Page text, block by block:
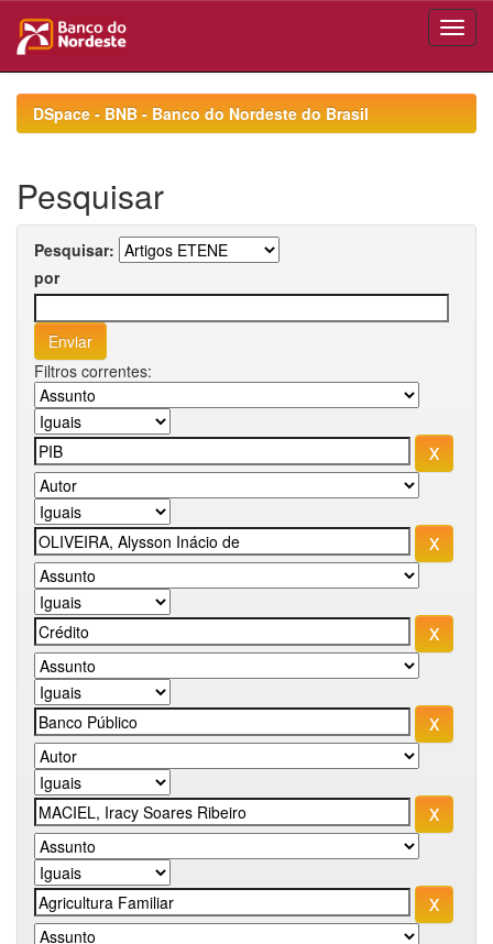
navigationDSpace - BNB - Banco do Nordeste do Brasil
Pesquisar
Pesquisar:
por
Filtros correntes: